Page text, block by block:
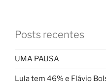
Posts recentes
UMA PAUSA
Lula tem 46% e Flávio